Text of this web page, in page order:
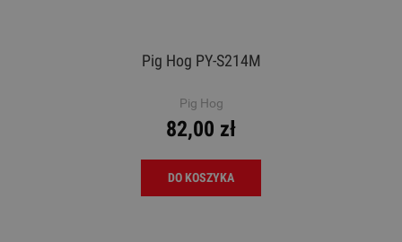
Pig Hog PY-S214M
Pig Hog
82,00 zł
DO KOSZYKA